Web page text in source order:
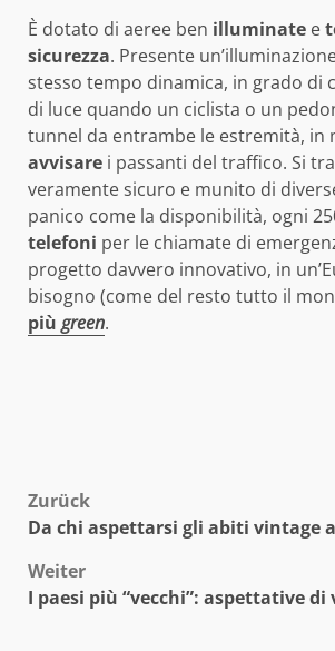
È dotato di aeree ben illuminate e
sicurezza. Presente
stesso tempo dinamica, in grado di
di luce quando un ciclista o un
tunnel da entrambe le estremità, in
avvisare i passanti del traffico. Si
veramente sicuro e munito di
panico come la disponibilità, ogni
telefoni per le chiamate di
progetto davvero innovativo, in
bisogno (come del resto tutto il
piùgreen.
Beitragsnavigation
Zurück
Da chi aspettarsi gli abiti vintage
Weiter
I paesi più “vecchi”: aspettative